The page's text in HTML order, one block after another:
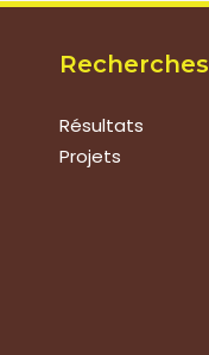
Recherches
Résultats
Projets